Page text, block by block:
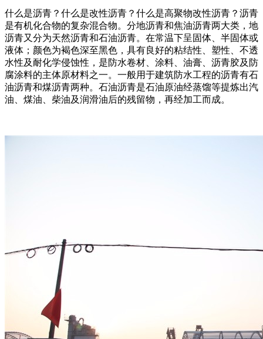
什么是沥青？什么是改性沥青？什么是高聚物改性沥青？沥青
是有机化合物的复杂混合物。分地沥青和焦油沥青两大类，地
沥青又分为天然沥青和石油沥青。在常温下呈固体、半固体或
液体；颜色为褐色深至黑色，具有良好的粘结性、塑性、不透
水性及耐化学侵蚀性，是防水卷材、涂料、油膏、沥青胶及防
腐涂料的主体原材料之一。一般用于建筑防水工程的沥青有石
油沥青和煤沥青两种。石油沥青是石油原油经蒸馏等提炼出汽
油、煤油、柴油及润滑油后的残留物，再经加工而成。